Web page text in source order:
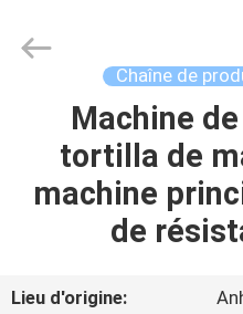
MAISON
Machinery
Technology
Chaîne de
Machine
tortilla de
machine
de
Lieu d'origine: